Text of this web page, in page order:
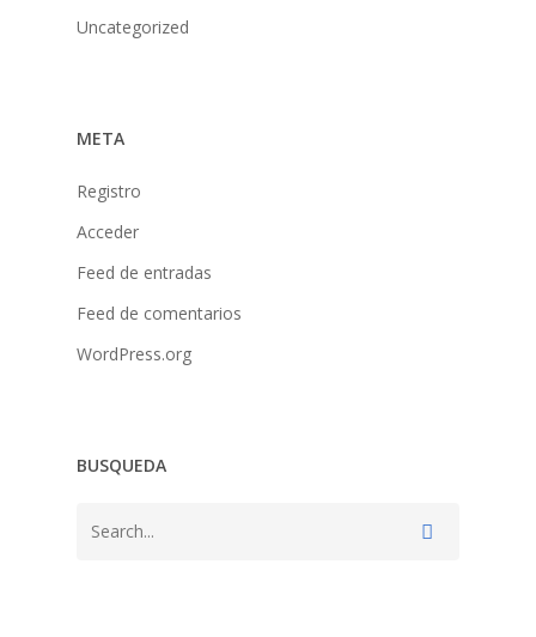
Uncategorized
META
Registro
Acceder
Feed de entradas
Feed de comentarios
WordPress.org
BUSQUEDA